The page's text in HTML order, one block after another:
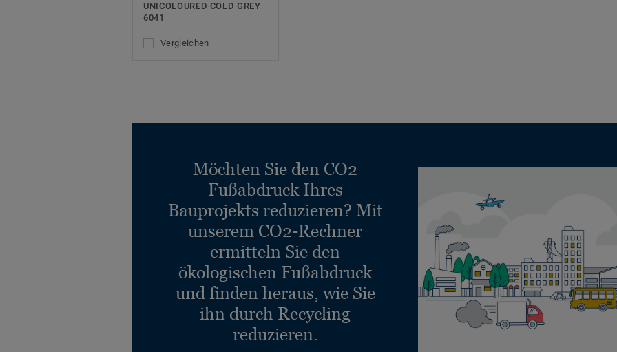
UNICOLOURED COLD GREY
6041
Vergleichen
Möchten Sie den CO2
Fußabdruck Ihres
Bauprojekts reduzieren? Mit
unserem CO2-Rechner
ermitteln Sie den
ökologischen Fußabdruck
und finden heraus, wie Sie
ihn durch Recycling
reduzieren.